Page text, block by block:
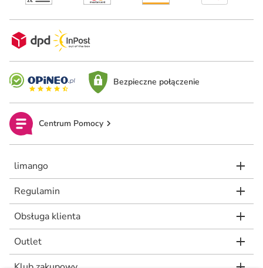
Bezpieczne połączenie
Centrum Pomocy
limango
Regulamin
Obsługa klienta
Outlet